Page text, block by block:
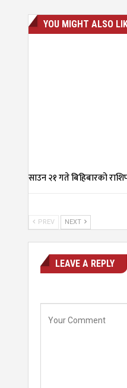
YOU MIGHT ALSO
साउन २१ गते बिहिबारको
PREV NEXT
LEAVE A REPLY